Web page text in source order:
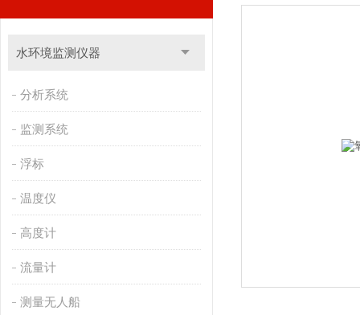
水环境监测仪器
分析系统
监测系统
浮标
温度仪
高度计
流量计
测量无人船